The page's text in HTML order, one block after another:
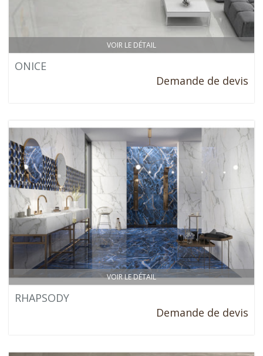
VOIR LE DÉTAIL
ONICE
Demande de devis
VOIR LE DÉTAIL
RHAPSODY
Demande de devis